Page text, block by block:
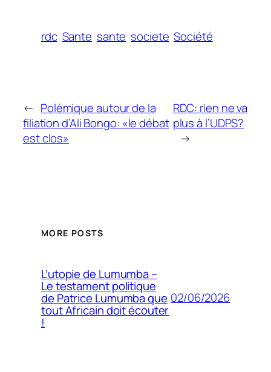
rdc Sante sante societe Société
← Polémique autour de la
filiation d’Ali Bongo: «le débat
est clos»
RDC: rien ne va
plus à l’UDPS?
→
MORE POSTS
L’utopie de Lumumba –
Le testament politique
de Patrice Lumumba que
tout Africain doit écouter
!
02/06/2026